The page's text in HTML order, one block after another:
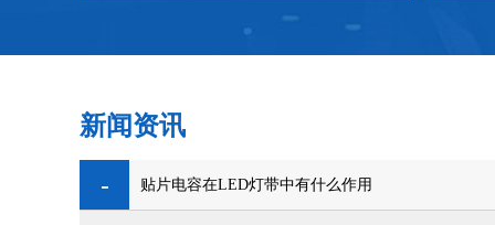
新闻资讯
贴片电容在LED灯带中有什么作用